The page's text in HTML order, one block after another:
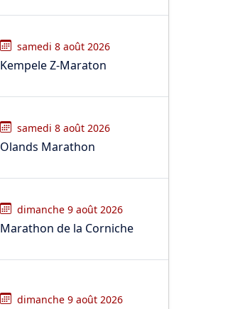
samedi 8 août 2026
Kempele Z-Maraton
samedi 8 août 2026
Olands Marathon
dimanche 9 août 2026
Marathon de la Corniche
dimanche 9 août 2026